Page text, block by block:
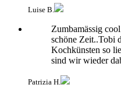
Luise B.
Zumbamässig
schöne Zeit..Tobi
Kochkünsten so
sind wir wieder
Patrizia H.